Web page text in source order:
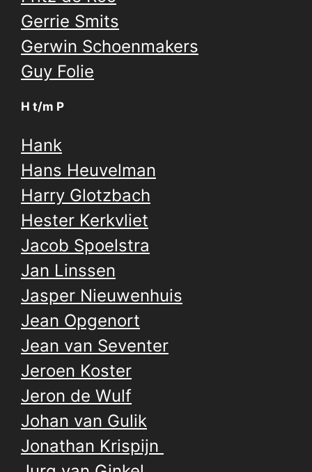
Gerrie Smits
Gerwin Schoenmakers
Guy Folie
H t/m P
Hank
Hans Heuvelman
Harry Glotzbach
Hester Kerkvliet
Jacob Spoelstra
Jan Linssen
Jasper Nieuwenhuis
Jean Opgenort
Jean van Seventer
Jeroen Koster
Jeron de Wulf
Johan van Gulik
Jonathan Krispijn